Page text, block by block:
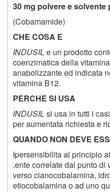
30 mg polvere e
(Cobamamide)
CHE COSA E
INDUSIL e un prodotto
coenzimatica della
anabolizzante ed indicata
vitamina B12.
PERCHE SI USA
INDUSIL si usa in tutti i
per aumentata richiesta e
QUANDO NON DEVE
Ipersensibilita al principio
.ente correlate dal punto
verso cianocobalamina,
etiocobalamina o ad uno